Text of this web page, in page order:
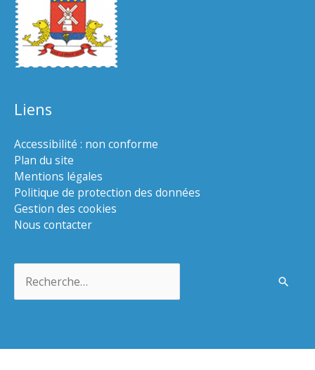
Liens
Accessibilité : non conforme
Plan du site
Mentions légales
Politique de protection des données
Gestion des cookies
Nous contacter